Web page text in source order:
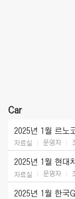
Car
2025년 1월 르노
자료실 운영자
2025년 1월 현대
자료실 운영자
2025년 1월 한국